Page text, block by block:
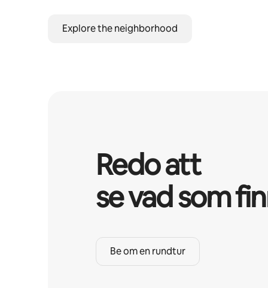
Explore the neighborhood
Redo att
se vad som
Be om en rundtur